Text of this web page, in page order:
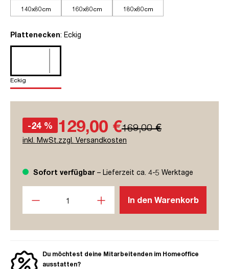
140x80cm 160x80cm 180x80cm
Platteneckenauswählen
: Eckig
Eckig
-24 % 129,00 €169,00 €
inkl. MwSt.zzgl. Versandkosten
Sofort verfügbar – Lieferzeit ca. 4-5 Werktage
In den Warenkorb
Du möchtest deine Mitarbeitenden im Homeoffice
ausstatten?